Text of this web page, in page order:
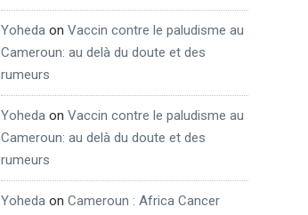
Yoheda on Vaccin contre le paludisme au
Cameroun: au delà du doute et des
rumeurs
Yoheda on Vaccin contre le paludisme au
Cameroun: au delà du doute et des
rumeurs
Yoheda on Cameroun : Africa Cancer